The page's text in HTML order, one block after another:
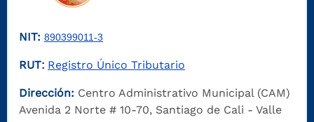
NIT: 890399011-3
RUT: Registro Único Tributario
Dirección: Centro Administrativo Municipal (CAM)
Avenida 2 Norte # 10-70, Santiago de Cali - Valle